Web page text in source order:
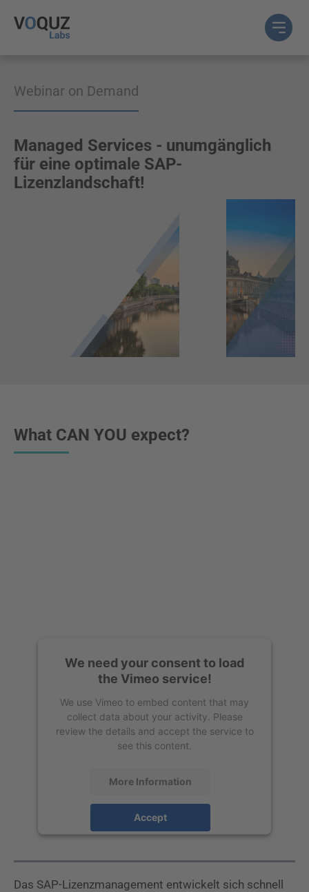
Webinar on Demand
Managed Services - unumgänglich
für eine optimale SAP-
Lizenzlandschaft!
What CAN YOU expect?
We need your consent to load
the Vimeo service!
We use Vimeo to embed content that may
collect data about your activity. Please
review the details and accept the service to
see this content.
More Information
Accept
Das SAP-Lizenzmanagement entwickelt sich schnell